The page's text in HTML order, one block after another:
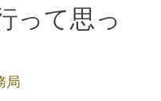
って思っ
局